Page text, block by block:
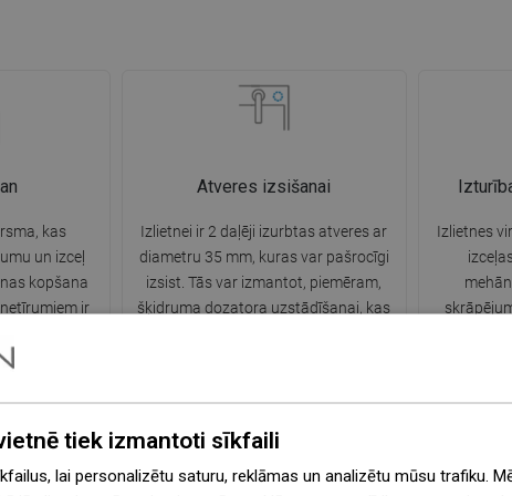
kas
un izceļ
kopšana
ir
spēcīgu
Atveres izsišanai
Izlietnei ir 2 daļēji izurbtas atveres ar
diametru 35 mm, kuras var pašrocīgi
izsist. Tās var izmantot, piemēram,
šķidruma dozatora uzstādīšanai, kas
Izlietnes
tiek izmantoti sīkfaili
lai personalizētu saturu, reklāmas un analizētu mūsu trafiku.